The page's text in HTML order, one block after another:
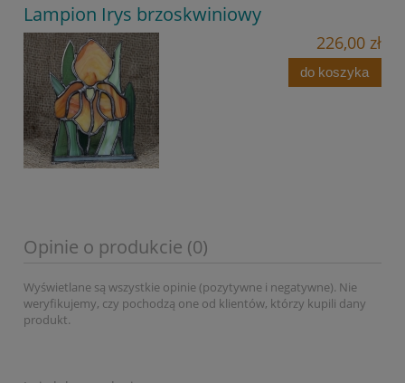
Lampion Irys brzoskwiniowy
226,00 zł
do koszyka
Opinie o produkcie (0)
Wyświetlane są wszystkie opinie (pozytywne i negatywne). Nie
weryfikujemy, czy pochodzą one od klientów, którzy kupili dany
produkt.